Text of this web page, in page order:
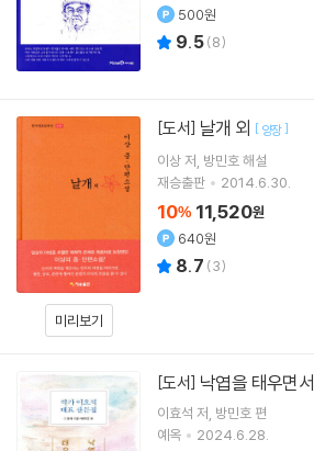
500원
9.5(8)
미리보기
[도서] 날개 외 [ 양장]
이상저 방민호해설
재승출판
2014.6.30.
10% 11,520원
640원
8.7 (3)
[도서] 낙엽을 태우면서
이효석 저 방민호 편
예옥
2024.6.28.